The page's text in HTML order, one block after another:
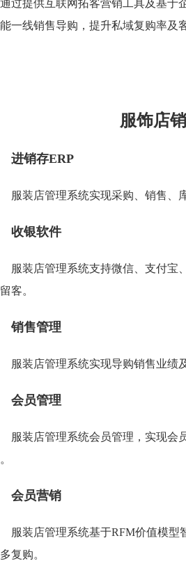
过提供互联网拓客营销工具及基于
一线销售导购，提升私域复购率及
服饰店
进销存ERP
服装店管理系统实现采购、销售、
收银软件
服装店管理系统支持微信、支付宝
客。
销售管理
服装店管理系统实现导购销售业绩
会员管理
服装店管理系统会员管理，实现会
会员营销
服装店管理系统基于RFM价值模
复购。